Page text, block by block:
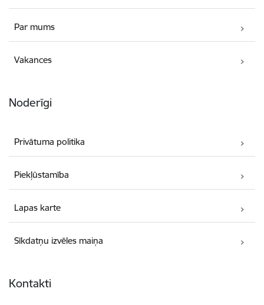
Par mums
Vakances
Noderīgi
Privātuma politika
Piekļūstamība
Lapas karte
Sīkdatņu izvēles maiņa
Kontakti